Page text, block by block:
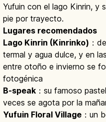
Yufuin con el lago Kinrin, y
pie por trayecto.
Lugares recomendados
Lago Kinrin (Kinrinko) ：
termal y agua dulce, y en
entre otoño e invierno se
fotogénica
B-speak ：su famoso
veces se agota por la
Yufuin Floral Village ：un